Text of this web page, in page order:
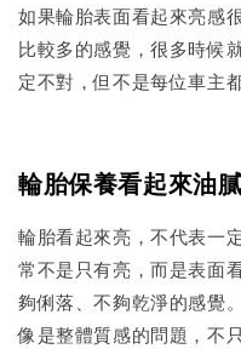
如果輪胎表面看起來亮感
比較多的感覺，很多時候
定不對，但不是每位車主
輪胎保養看起來油
輪胎看起來亮，不代表一
常不是只有亮，而是表面
夠俐落、不夠乾淨的感覺
像是整體質感的問題，不